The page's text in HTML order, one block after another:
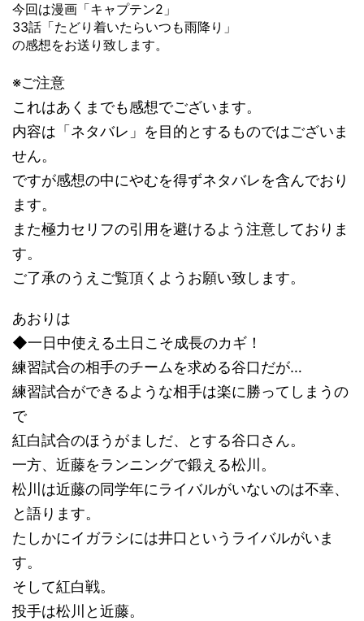
今回は漫画「キャプテン2」
33話「たどり着いたらいつも雨降り」
の感想をお送り致します。
※ご注意
これはあくまでも感想でございます。
内容は「ネタバレ」を目的とするものではございま
せん。
ですが感想の中にやむを得ずネタバレを含んでおり
ます。
また極力セリフの引用を避けるよう注意しておりま
す。
ご了承のうえご覧頂くようお願い致します。
あおりは
◆一日中使える土日こそ成長のカギ！
練習試合の相手のチームを求める谷口だが…
練習試合ができるような相手は楽に勝ってしまうの
で
紅白試合のほうがましだ、とする谷口さん。
一方、近藤をランニングで鍛える松川。
松川は近藤の同学年にライバルがいないのは不幸、
と語ります。
たしかにイガラシには井口というライバルがいま
す。
そして紅白戦。
投手は松川と近藤。